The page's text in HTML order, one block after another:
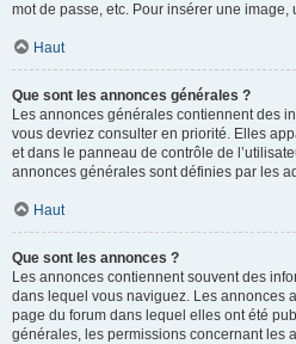
mot de passe, etc. Pour insérer une
Haut
Que sont les annonces générales ?
Les annonces générales contiennent des
vous devriez consulter en priorité. Elles
et dans le panneau de contrôle de
annonces générales sont définies par les
Haut
Que sont les annonces ?
Les annonces contiennent souvent des
dans lequel vous naviguez. Les annonces
page du forum dans lequel elles ont été
générales, les permissions concernant les